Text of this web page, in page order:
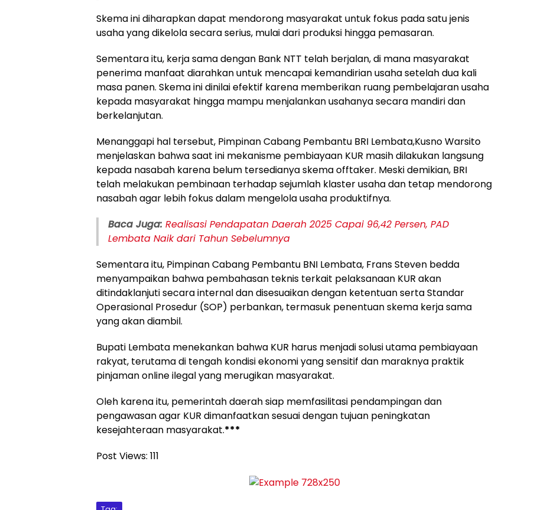
Skema ini diharapkan dapat mendorong masyarakat untuk fokus pada satu jenis
usaha yang dikelola secara serius, mulai dari produksi hingga pemasaran.
Sementara itu, kerja sama dengan Bank NTT telah berjalan, di mana masyarakat
penerima manfaat diarahkan untuk mencapai kemandirian usaha setelah dua kali
masa panen. Skema ini dinilai efektif karena memberikan ruang pembelajaran usaha
kepada masyarakat hingga mampu menjalankan usahanya secara mandiri dan
berkelanjutan.
Menanggapi hal tersebut, Pimpinan Cabang Pembantu BRI Lembata,Kusno Warsito
menjelaskan bahwa saat ini mekanisme pembiayaan KUR masih dilakukan langsung
kepada nasabah karena belum tersedianya skema offtaker. Meski demikian, BRI
telah melakukan pembinaan terhadap sejumlah klaster usaha dan tetap mendorong
nasabah agar lebih fokus dalam mengelola usaha produktifnya.
Baca Juga: Realisasi Pendapatan Daerah 2025 Capai 96,42 Persen, PAD
Lembata Naik dari Tahun Sebelumnya
Sementara itu, Pimpinan Cabang Pembantu BNI Lembata, Frans Steven bedda
menyampaikan bahwa pembahasan teknis terkait pelaksanaan KUR akan
ditindaklanjuti secara internal dan disesuaikan dengan ketentuan serta Standar
Operasional Prosedur (SOP) perbankan, termasuk penentuan skema kerja sama
yang akan diambil.
Bupati Lembata menekankan bahwa KUR harus menjadi solusi utama pembiayaan
rakyat, terutama di tengah kondisi ekonomi yang sensitif dan maraknya praktik
pinjaman online ilegal yang merugikan masyarakat.
Oleh karena itu, pemerintah daerah siap memfasilitasi pendampingan dan
pengawasan agar KUR dimanfaatkan sesuai dengan tujuan peningkatan
kesejahteraan masyarakat.***
Post Views: 111